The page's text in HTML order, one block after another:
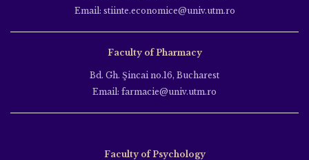
Email: stiinte.economice@univ.utm.ro
Faculty of Pharmacy
Bd. Gh. Şincai no.16, Bucharest
Email: farmacie@univ.utm.ro
Faculty of Psychology